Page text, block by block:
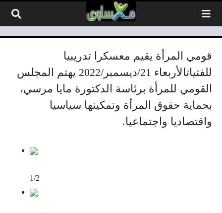
قومي المرأة يقيم معسكرا تدريبيا
للفتياتالأربعاء 21/ديسمبر/2022 يهتم المجلس
القومي للمرأة برئاسة الدكتورة مايا مرسي،
بحماية حقوق المرأة وتمكينها سياسيا
واقتصاديا واجتماعيا.
1/2